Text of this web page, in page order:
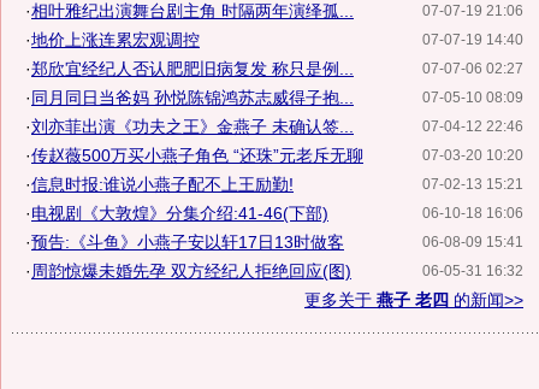
07-07-19 21:06
·相叶雅纪出演舞台剧主角 时隔两年演绎孤...
07-07-19 14:40
·地价上涨连累宏观调控
07-07-06 02:27
·郑欣宜经纪人否认肥肥旧病复发 称只是例...
07-05-10 08:09
·同月同日当爸妈 孙悦陈锦鸿苏志威得子抱...
07-04-12 22:46
·刘亦菲出演《功夫之王》金燕子 未确认签...
07-03-20 10:20
·传赵薇500万买小燕子角色 “还珠”元老斥无聊
07-02-13 15:21
·信息时报:谁说小燕子配不上王励勤!
06-10-18 16:06
·电视剧《大敦煌》分集介绍:41-46(下部)
06-08-09 15:41
·预告:《斗鱼》小燕子安以轩17日13时做客
06-05-31 16:32
· 周韵惊爆未婚先孕 双方经纪人拒绝回应(图)
更多关于 燕子 老四 的新闻>>